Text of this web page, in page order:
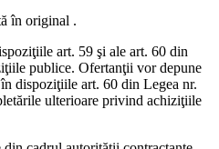
în original .
art. 59 şi ale art. 60 din
publice. Ofertanţii vor depune
dispoziţiile art. 60 din Legea nr.
ulterioare privind achiziţiile